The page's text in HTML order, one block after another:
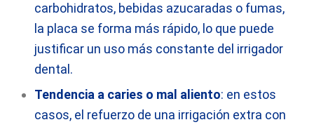
carbohidratos, bebidas azucaradas o fumas,
la placa se forma más rápido, lo que puede
justificar un uso más constante del irrigador
dental.
Tendencia a caries o mal aliento: en estos
casos, el refuerzo de una irrigación extra con